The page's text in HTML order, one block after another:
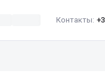
Контакты: